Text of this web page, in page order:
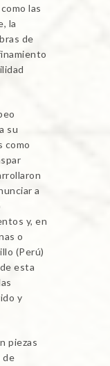
las
la
de
su
como
a
y, en
o
(Perú)
esta
y
piezas
de